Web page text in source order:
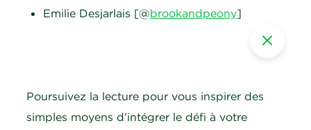
Emilie Desjarlais [@brookandpeony]
Poursuivez la lecture pour vous inspirer des
simples moyens d’intégrer le défi à votre